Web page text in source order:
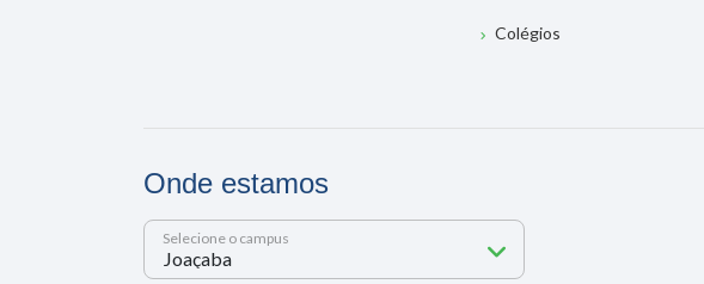
Colégios
Onde estamos
Selecione o campus